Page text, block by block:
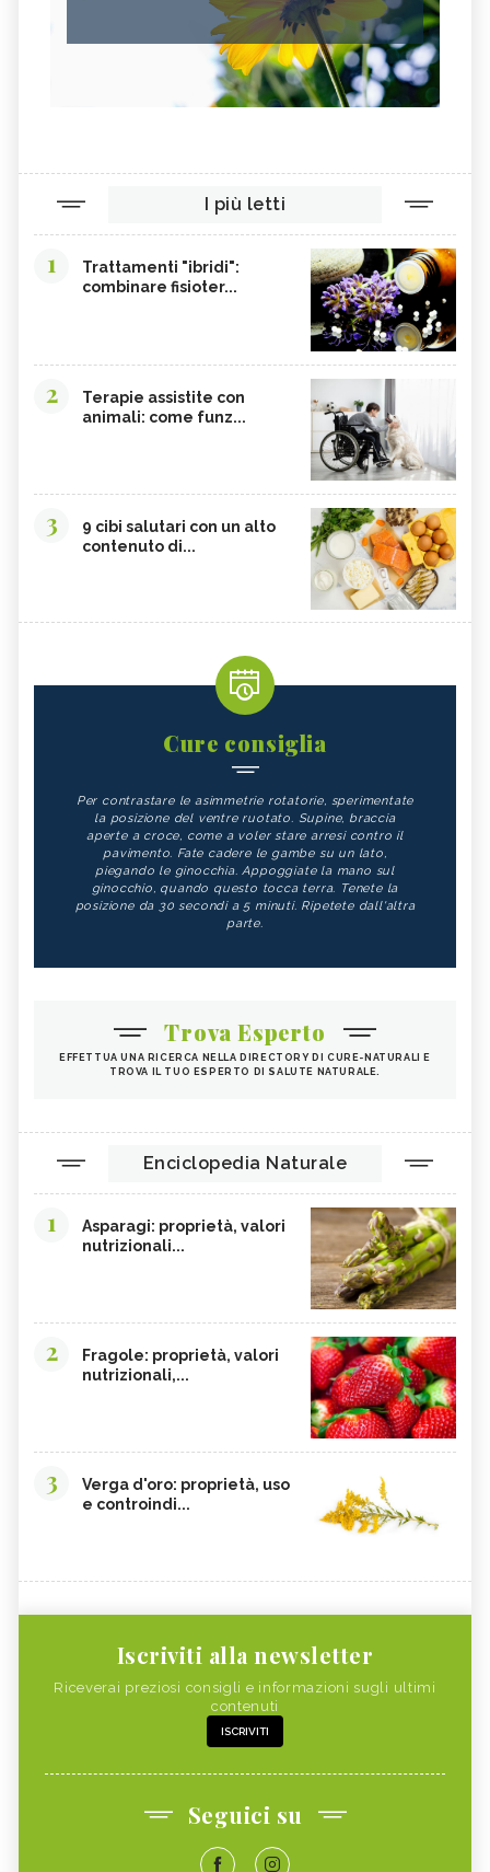
I più letti
1
Trattamenti "ibridi":
combinare fisioter...
2
Terapie assistite con
animali: come funz...
3
9 cibi salutari con un alto
contenuto di...
Cure consiglia
Per contrastare le asimmetrie rotatorie, sperimentate
la posizione del ventre ruotato. Supine, braccia
aperte a croce, come a voler stare arresi contro il
pavimento. Fate cadere le gambe su un lato,
piegando le ginocchia. Appoggiate la mano sul
ginocchio, quando questo tocca terra. Tenete la
posizione da 30 secondi a 5 minuti. Ripetete dall'altra
parte.
Trova Esperto
EFFETTUA UNA RICERCA NELLA DIRECTORY DI CURE-NATURALI E
TROVA IL TUO ESPERTO DI SALUTE NATURALE.
Enciclopedia Naturale
1
Asparagi: proprietà, valori
nutrizionali...
2
Fragole: proprietà, valori
nutrizionali,...
3
Verga d'oro: proprietà, uso
e controindi...
Iscriviti alla newsletter
Riceverai preziosi consigli e informazioni sugli ultimi
contenuti
ISCRIVITI
Seguici su